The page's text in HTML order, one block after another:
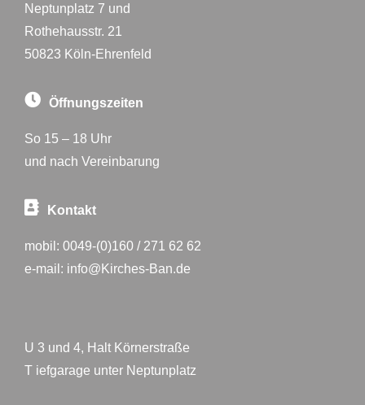
Neptunplatz 7 und
Rothehausstr. 21
50823 Köln-Ehrenfeld
Öffnungszeiten
So 15 – 18 Uhr
und nach Vereinbarung
Kontakt
mobil: 0049-(0)160 / 271 62 62
e-mail: info@Kirches-Ban.de
U 3 und 4, Halt Körnerstraße
T iefgarage unter Neptunplatz